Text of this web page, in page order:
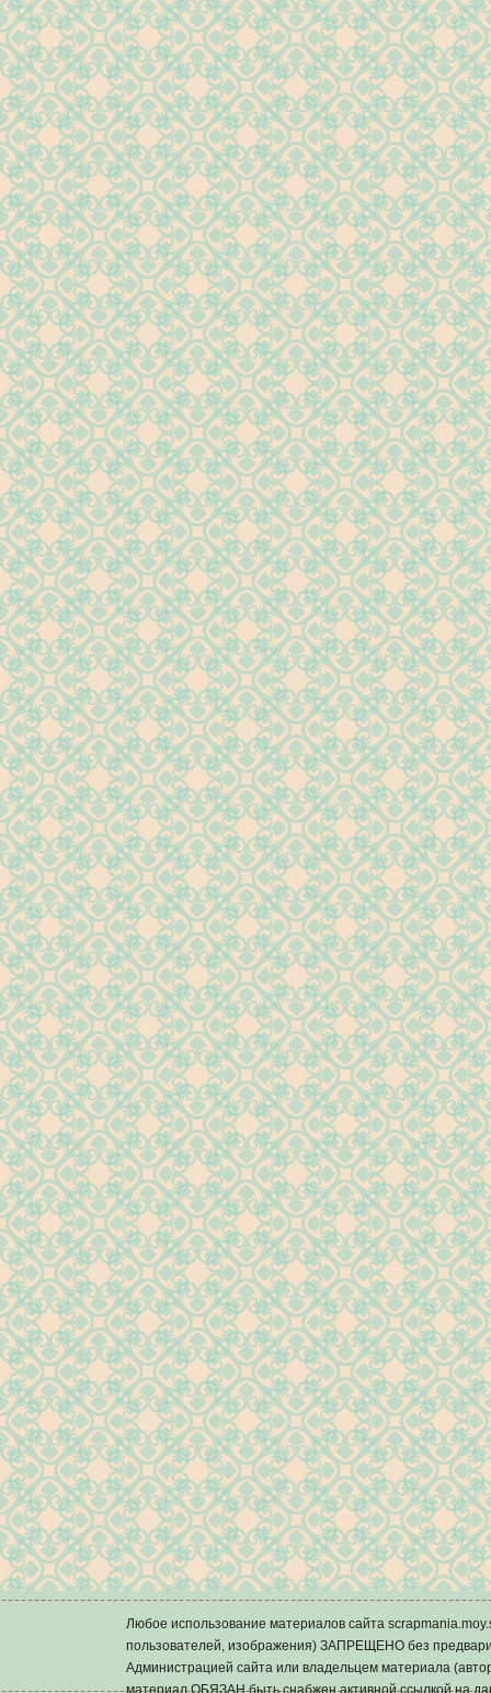
Любое использование материалов сайта
пользователей, изображения) ЗАПРЕЩЕНО без
Администрацией сайта или владельцем материала
материал ОБЯЗАН быть снабжен активной ссылкой на